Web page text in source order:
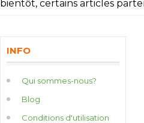
bientôt, certains articles
INFO
Qui sommes-nous?
Blog
Conditions d'utilisation